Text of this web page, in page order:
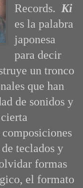
Records. Ki
es la palabra
japonesa
para decir
un tronco
que han
de sonidos y
teclados y
formas
el formato